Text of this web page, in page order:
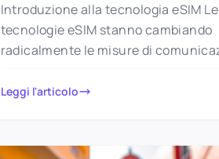
Introduzione alla tecnologia eSIM Le
tecnologie eSIM stanno cambiando
radicalmente le misure di
SIM, l’eSIM “SIM incorporata” è…
Leggi l'articolo